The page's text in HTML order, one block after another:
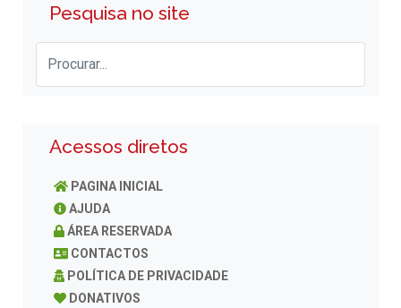
Pesquisa no site
Acessos diretos
PAGINA INICIAL
AJUDA
ÁREA RESERVADA
CONTACTOS
POLÍTICA DE PRIVACIDADE
DONATIVOS